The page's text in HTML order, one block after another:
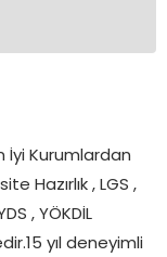
İyi Kurumlardan
Hazırlık , LGS ,
, YÖKDİL
yıl deneyimli